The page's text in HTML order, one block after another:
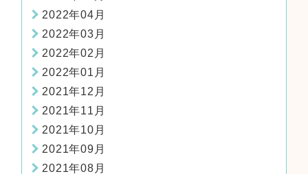
2022年04月
2022年03月
2022年02月
2022年01月
2021年12月
2021年11月
2021年10月
2021年09月
2021年08月